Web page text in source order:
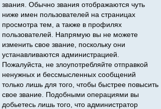
звания. Обычно звания отображаются чуть
ниже имен пользователей на страницах
просмотра тем, а также в профилях
пользователей. Напрямую вы не можете
изменить свое звание, поскольку они
устанавливаются администрацией.
Пожалуйста, не злоупотребляйте отправкой
ненужных и бессмысленных сообщений
только лишь для того, чтобы быстрее повысить
свое звание. Подобными операциями вы
добьетесь лишь того, что администратор